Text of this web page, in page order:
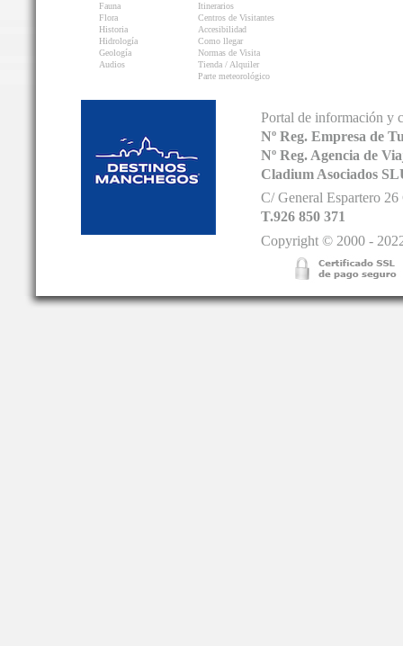
Fauna
Flora
Historia
Hidrología
Geología
Audios
Itinerarios
Centros de Visitantes
Accesibilidad
Como llegar
Normas de Visita
Tienda / Alquiler
Parte meteorológico
Portal de información y
Nº Reg. Empresa de
Nº Reg. Agencia de
Cladium Asociados
C/ General Espartero
T.926 850 371
Copyright © 2000 -